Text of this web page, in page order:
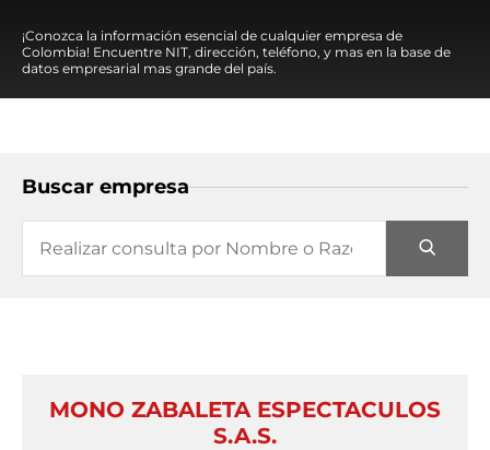
¡Conozca la información esencial de cualquier empresa de
Colombia! Encuentre NIT, dirección, teléfono, y mas en la base de
datos empresarial mas grande del país.
Buscar empresa
MONO ZABALETA ESPECTACULOS
S.A.S.